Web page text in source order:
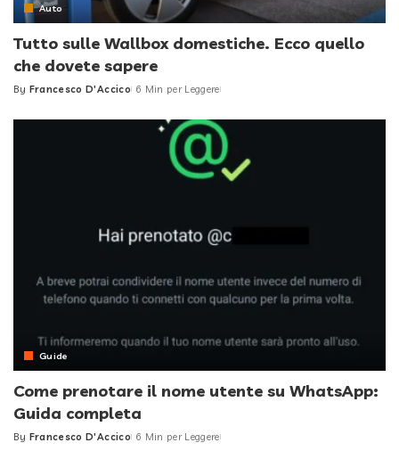
Auto
Tutto sulle Wallbox domestiche. Ecco quello
che dovete sapere
Posted
By Francesco D'Accico 6 Min per Leggere
Guide
Come prenotare il nome utente su WhatsApp:
Guida completa
Posted
By Francesco D'Accico 6 Min per Leggere